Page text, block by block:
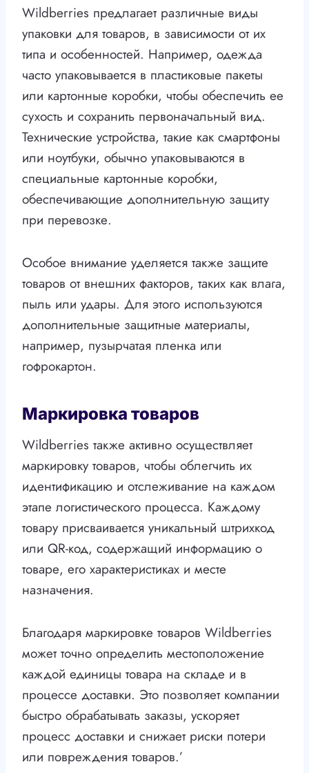
Wildberries предлагает различные виды
упаковки для товаров, в зависимости от их
типа и особенностей. Например, одежда
часто упаковывается в пластиковые пакеты
или картонные коробки, чтобы обеспечить ее
сухость и сохранить первоначальный вид.
Технические устройства, такие как смартфоны
или ноутбуки, обычно упаковываются в
специальные картонные коробки,
обеспечивающие дополнительную защиту
при перевозке.
Особое внимание уделяется также защите
товаров от внешних факторов, таких как влага,
пыль или удары. Для этого используются
дополнительные защитные материалы,
например, пузырчатая пленка или
гофрокартон.
Маркировка товаров
Wildberries также активно осуществляет
маркировку товаров, чтобы облегчить их
идентификацию и отслеживание на каждом
этапе логистического процесса. Каждому
товару присваивается уникальный штрихкод
или QR-код, содержащий информацию о
товаре, его характеристиках и месте
назначения.
Благодаря маркировке товаров Wildberries
может точно определить местоположение
каждой единицы товара на складе и в
процессе доставки. Это позволяет компании
быстро обрабатывать заказы, ускоряет
процесс доставки и снижает риски потери
или повреждения товаров.’